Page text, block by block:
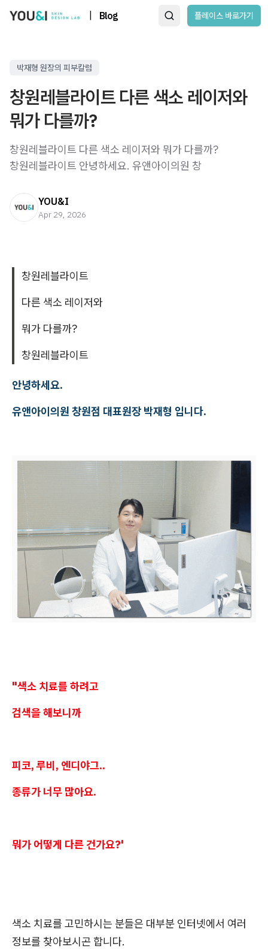
Blog 플레이스 바로가기
박재형 원장의 피부칼럼
창원레블라이트 다른 색소 레이저와
뭐가 다를까?
창원레블라이트 다른 색소 레이저와 뭐가 다를까?
창원레블라이트 안녕하세요. 유앤아이의원 창
YOU&I
Apr 29, 2026
창원레블라이트
다른 색소 레이저와
뭐가 다를까?
창원레블라이트
안녕하세요.
유앤아이의원 창원점 대표원장 박재형 입니다.
"색소 치료를 하려고
검색을 해보니까
피코, 루비, 엔디야그..
종류가 너무 많아요.
뭐가 어떻게 다른 건가요?'
색소 치료를 고민하시는 분들은 대부분 인터넷에서 여러
정보를 찾아보시곤 합니다.